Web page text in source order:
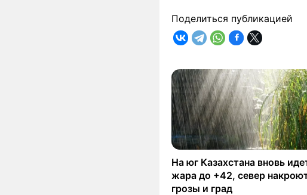
Поделиться публикацией
На юг Казахстана вновь
жара до +42, север
грозы и град